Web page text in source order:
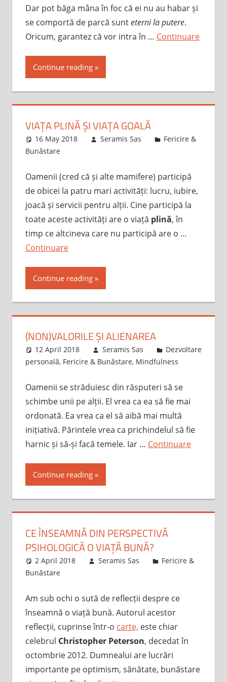
Dar pot băga mâna în foc că ei nu au habar și
se comportă de parcă sunteterni la putere.
Oricum, garantez că vor intra în … Continuare
Continue reading
VIAȚA PLINĂ ȘI VIAȚA GOALĂ
16 May 2018 Seramis Sas
Fericire &
Bunăstare
Oamenii (cred că și alte mamifere) participă
de obicei la patru mari activități: lucru, iubire,
joacă și servicii pentru alții. Cine participă la
toate aceste activități are o viață plină, în
timp ce altcineva care nu participă are o …
Continuare
Continue reading
(NON)VALORILE ȘI ALIENAREA
12 April 2018 Seramis Sas
Dezvoltare
personală, Fericire & Bunăstare, Mindfulness
Oamenii se străduiesc din răsputeri să se
schimbe unii pe alții. El vrea ca ea să fie mai
ordonată. Ea vrea ca el să aibă mai multă
inițiativă. Părintele vrea ca prichindelul să fie
harnic și să-și facă temele. Iar … Continuare
Continue reading
CE ÎNSEAMNĂ DIN PERSPECTIVĂ
PSIHOLOGICĂ O VIAȚĂ BUNĂ?
2 April 2018 Seramis Sas
Fericire &
Bunăstare
Am sub ochi o sută de reflecții despre ce
înseamnă o viață bună. Autorul acestor
reflecții, cuprinse într-o carte, este chiar
celebrul Christopher Peterson, decedat în
octombrie 2012. Dumnealui are lucrări
importante pe optimism, sănătate, bunăstare